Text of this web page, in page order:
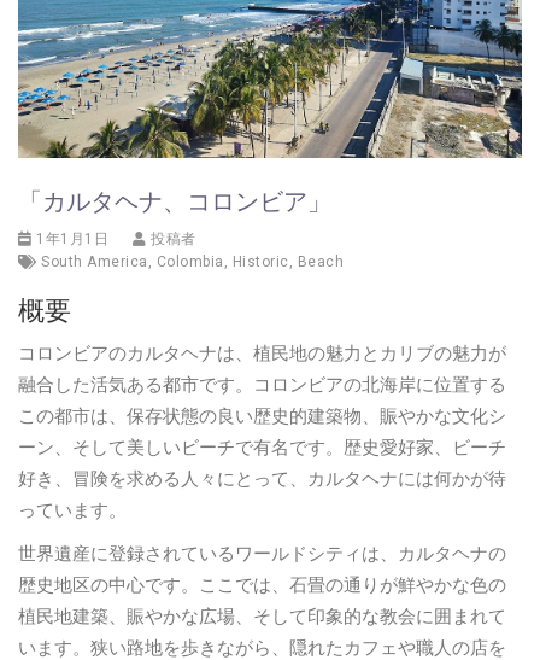
「カルタヘナ、コロンビア」
1年1月1日
投稿者
South America
Colombia Historic Beach
概要
コロンビアのカルタヘナは、植民地の魅力とカリブの魅力が
融合した活気ある都市です。コロンビアの北海岸に位置する
この都市は、保存状態の良い歴史的建築物、賑やかな文化シ
ーン、そして美しいビーチで有名です。歴史愛好家、ビーチ
好き、冒険を求める人々にとって、カルタヘナには何かが待
っています。
世界遺産に登録されているワールドシティは、カルタヘナの
歴史地区の中心です。ここでは、石畳の通りが鮮やかな色の
植民地建築、賑やかな広場、そして印象的な教会に囲まれて
います。狭い路地を歩きながら、隠れたカフェや職人の店を